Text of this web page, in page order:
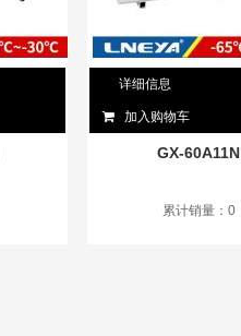
详细信息
加入购物车
GX-60A11N
累计销量：0